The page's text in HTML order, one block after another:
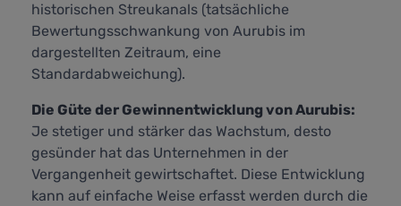
historischen Streukanals (tatsächliche
Bewertungsschwankung von Aurubis im
dargestellten Zeitraum, eine
Standardabweichung).
Die Güte der Gewinnentwicklung von Aurubis:
Je stetiger und stärker das Wachstum, desto
gesünder hat das Unternehmen in der
Vergangenheit gewirtschaftet. Diese Entwicklung
kann auf einfache Weise erfasst werden durch die